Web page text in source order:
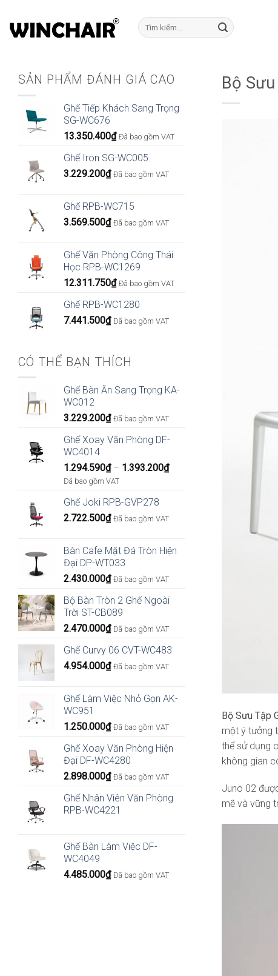
qua
Tìm
kiếm:
SẢN PHẨM ĐÁNH GIÁ CAO
Ghế Tiếp Khách Sang Trọng
SG-WC676
13.350.400₫ Đã bao gồm VAT
Ghế Iron SG-WC005
3.229.200₫ Đã bao gồm VAT
Ghế RPB-WC715
3.569.500₫ Đã bao gồm VAT
Ghế Văn Phòng Công Thái
Học RPB-WC1269
12.311.750₫ Đã bao gồm VAT
Ghế RPB-WC1280
7.441.500₫ Đã bao gồm VAT
CÓ THỂ BẠN THÍCH
Ghế Bàn Ăn Sang Trọng KA-
WC012
3.229.200₫ Đã bao gồm VAT
Ghế Xoay Văn Phòng DF-
WC4014
1.294.590₫ – 1.393.200₫Khoảng
đến
Đã bao gồm VAT
Ghế Joki RPB-GVP278
2.722.500₫ Đã bao gồm VAT
Bàn Cafe Mặt Đá Tròn Hiện
Đại DP-WT033
2.430.000₫ Đã bao gồm VAT
Bộ Bàn Tròn 2 Ghế Ngoài
Trời ST-CB089
2.470.000₫ Đã bao gồm VAT
Ghế Curvy 06 CVT-WC483
4.954.000₫ Đã bao gồm VAT
Ghế Làm Việc Nhỏ Gọn AK-
WC951
1.250.000₫ Đã bao gồm VAT
Ghế Xoay Văn Phòng Hiện
Đại DF-WC4280
2.898.000₫ Đã bao gồm VAT
Ghế Nhân Viên Văn Phòng
RPB-WC4221
Ghế Bàn Làm Việc DF-
WC4049
4.485.000₫ Đã bao gồm VAT
Bộ
Bộ Sưu Tập
một ý tưởng
thể sử dụng
không gian
Juno 02
mẽ và vững